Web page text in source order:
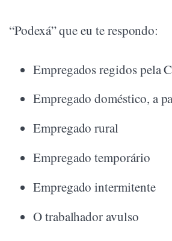
“Podexá” que eu te respondo:
Empregados regidos pela
Empregado doméstico, a
Empregado rural
Empregado temporário
Empregado intermitente
O trabalhador avulso